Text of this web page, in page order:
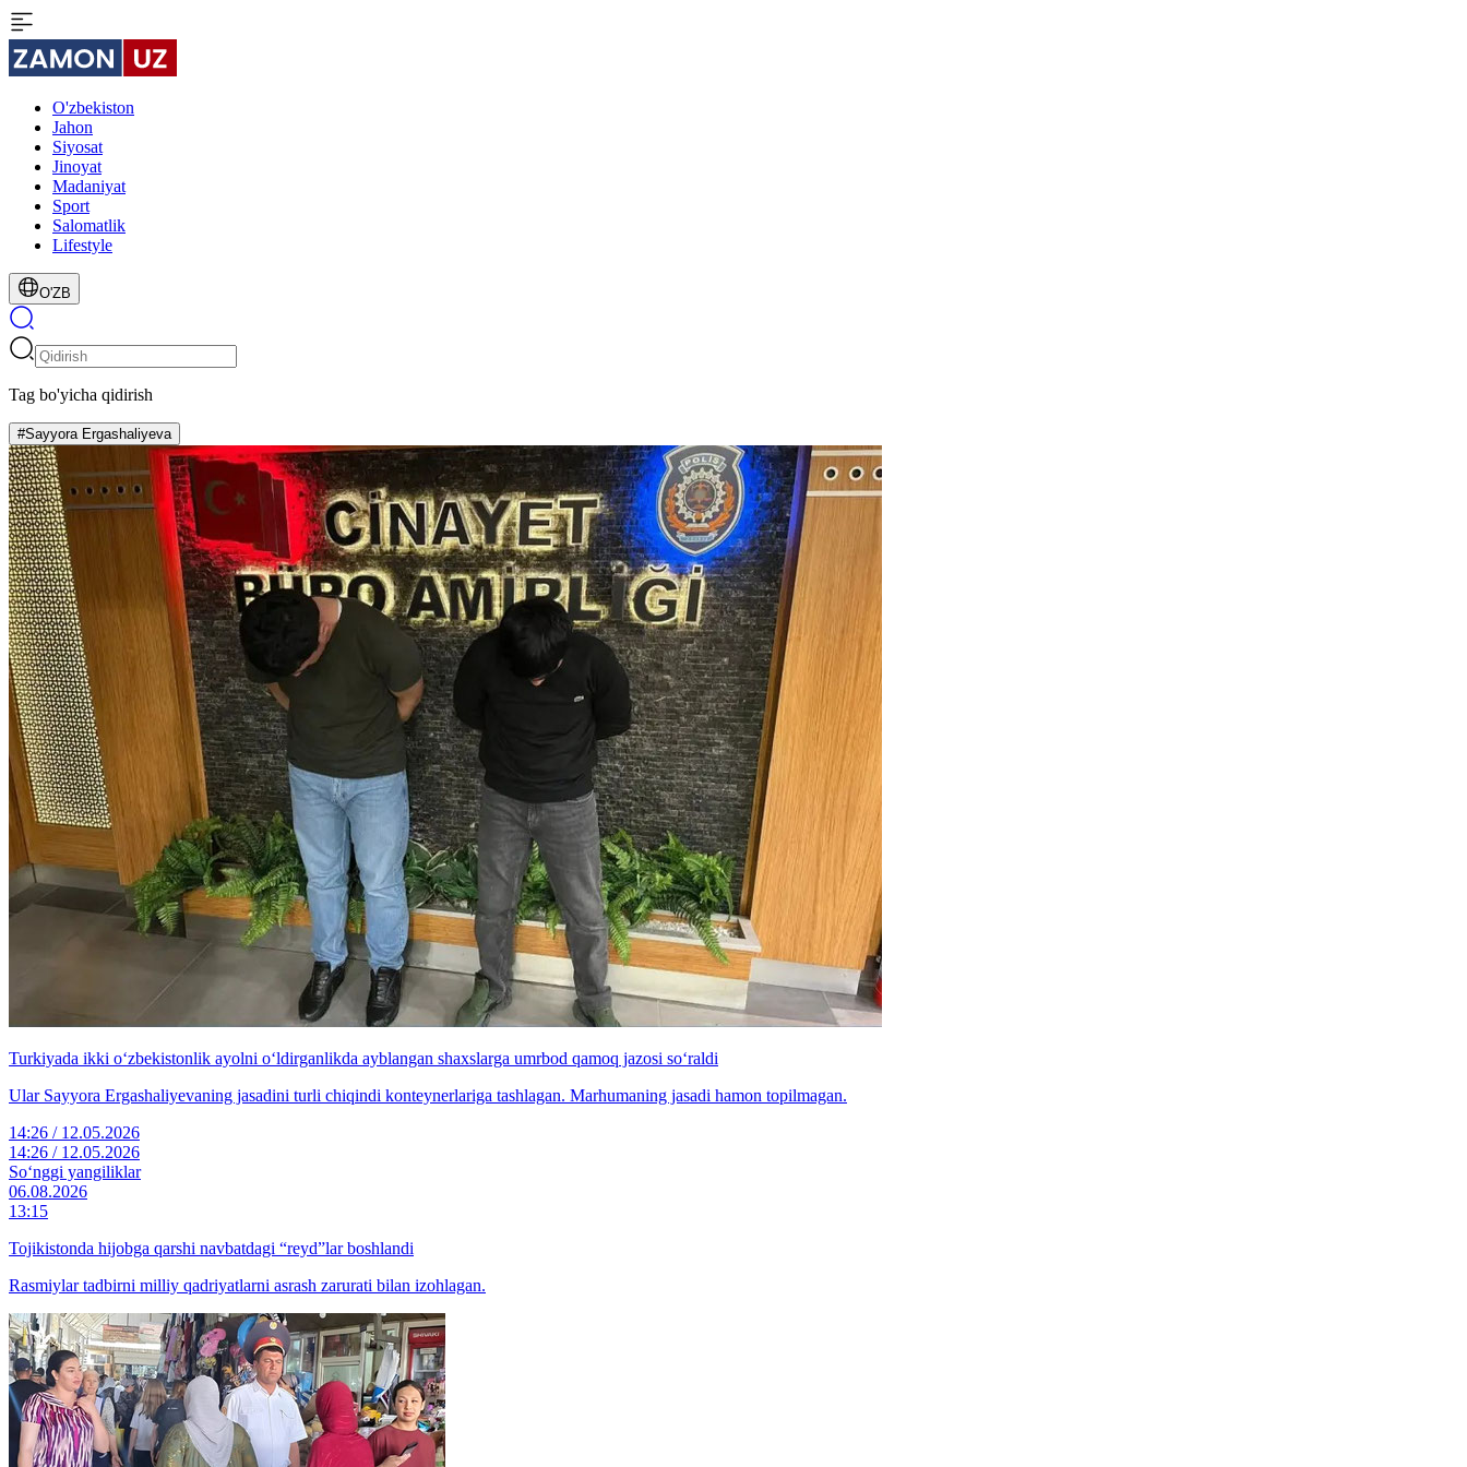
O'zbekiston
Jahon
Siyosat
Jinoyat
Madaniyat
Sport
Salomatlik
Lifestyle
O'ZB
Tag bo'yicha qidirish
#Sayyora Ergashaliyeva
Turkiyada ikki o‘zbekistonlik ayolni o‘ldirganlikda ayblangan shaxslarga umrbod qamoq jazosi so‘raldi
Ular Sayyora Ergashaliyevaning jasadini turli chiqindi konteynerlariga tashlagan. Marhumaning jasadi hamon topilmagan.
14:26 / 12.05.2026
14:26 / 12.05.2026
So‘nggi yangiliklar
06.08.2026
13:15
Tojikistonda hijobga qarshi navbatdagi “reyd”lar boshlandi
Rasmiylar tadbirni milliy qadriyatlarni asrash zarurati bilan izohlagan.